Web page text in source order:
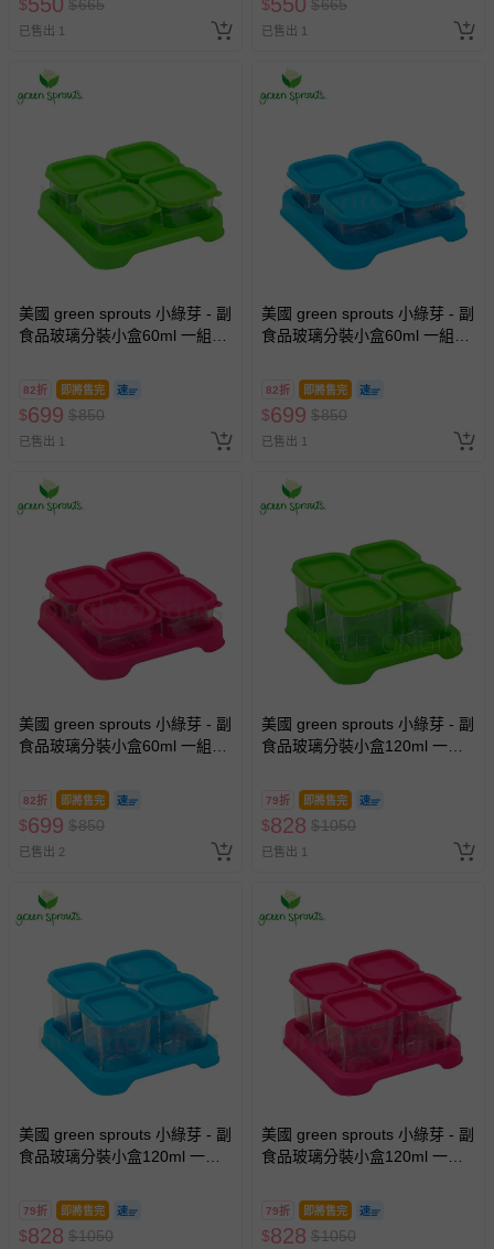
$ $665
已售出 1
$ $665
已售出 1
美國 green sprouts 小綠芽 - 副
食品玻璃分裝小盒60ml 一組4
82折 即將售完
$699 $850
已售出 1
美國 green sprouts 小綠芽 - 副
食品玻璃分裝小盒60ml 一組4
82折 即將售完
$699 $850
已售出 1
美國 green sprouts 小綠芽 - 副
食品玻璃分裝小盒60ml 一組4
82折 即將售完
$699 $850
已售出 2
美國 green sprouts 小綠芽 - 副
食品玻璃分裝小盒120ml 一組4
79折 即將售完
$828 $1050
已售出 1
美國 green sprouts 小綠芽 - 副
食品玻璃分裝小盒120ml 一組4
79折 即將售完
$828 $1050
美國 green sprouts 小綠芽 - 副
食品玻璃分裝小盒120ml 一組4
79折 即將售完
$828 $1050